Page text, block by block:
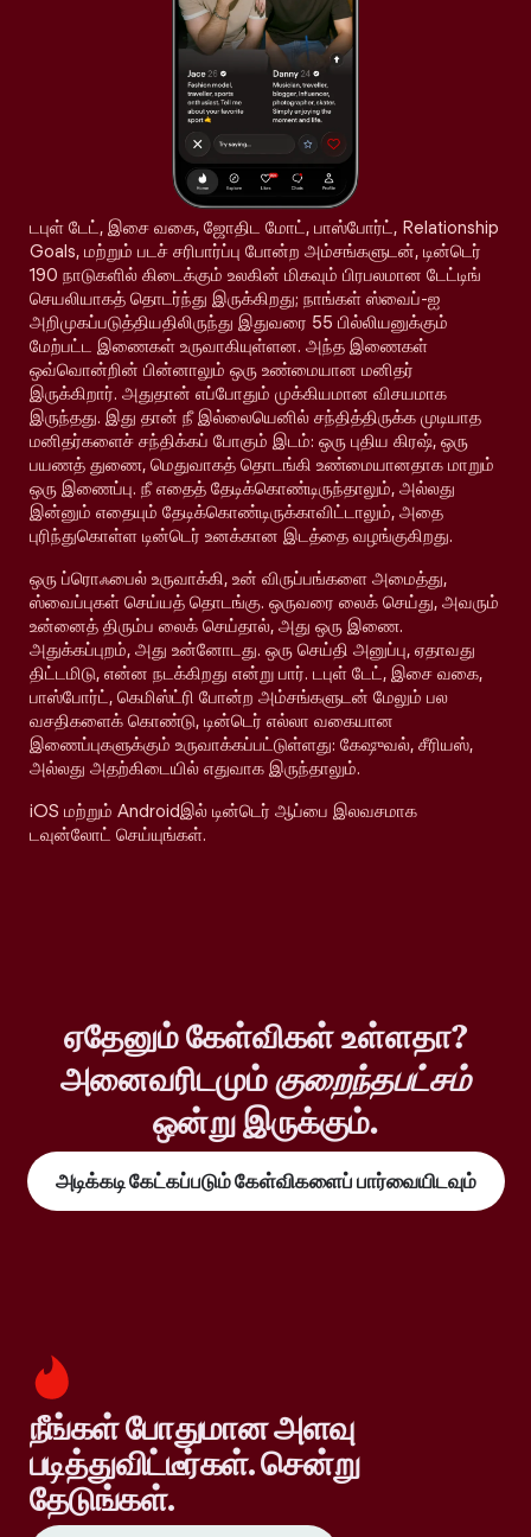
டபுள் டேட், இசை வகை, ஜோதிட மோட், பாஸ்போர்ட், Relationship
Goals, மற்றும் படச் சரிபார்ப்பு போன்ற அம்சங்களுடன், டின்டெர்
190 நாடுகளில் கிடைக்கும் உலகின் மிகவும் பிரபலமான டேட்டிங்
செயலியாகத் தொடர்ந்து இருக்கிறது; நாங்கள் ஸ்வைப்-ஐ
அறிமுகப்படுத்தியதிலிருந்து இதுவரை 55 பில்லியனுக்கும்
மேற்பட்ட இணைகள் உருவாகியுள்ளன. அந்த இணைகள்
ஒவ்வொன்றின் பின்னாலும் ஒரு உண்மையான மனிதர்
இருக்கிறார். அதுதான் எப்போதும் முக்கியமான விசயமாக
இருந்தது. இது தான் நீ இல்லையெனில் சந்தித்திருக்க முடியாத
மனிதர்களைச் சந்திக்கப் போகும் இடம்: ஒரு புதிய கிரஷ், ஒரு
பயணத் துணை, மெதுவாகத் தொடங்கி உண்மையானதாக மாறும்
ஒரு இணைப்பு. நீ எதைத் தேடிக்கொண்டிருந்தாலும், அல்லது
இன்னும் எதையும் தேடிக்கொண்டிருக்காவிட்டாலும், அதை
புரிந்துகொள்ள டின்டெர் உனக்கான இடத்தை வழங்குகிறது.
ஒரு ப்ரொஃபைல் உருவாக்கி, உன் விருப்பங்களை அமைத்து,
ஸ்வைப்புகள் செய்யத் தொடங்கு. ஒருவரை லைக் செய்து, அவரும்
உன்னைத் திரும்ப லைக் செய்தால், அது ஒரு இணை.
அதுக்கப்புறம், அது உன்னோடது. ஒரு செய்தி அனுப்பு, ஏதாவது
திட்டமிடு, என்ன நடக்கிறது என்று பார். டபுள் டேட், இசை வகை,
பாஸ்போர்ட், கெமிஸ்ட்ரி போன்ற அம்சங்களுடன் மேலும் பல
வசதிகளைக் கொண்டு, டின்டெர் எல்லா வகையான
இணைப்புகளுக்கும் உருவாக்கப்பட்டுள்ளது: கேஷுவல், சீரியஸ்,
அல்லது அதற்கிடையில் எதுவாக இருந்தாலும்.
iOS மற்றும் Androidஇல் டின்டெர் ஆப்பை இலவசமாக
டவுன்லோட் செய்யுங்கள்.
ஏதேனும் கேள்விகள் உள்ளதா?
அனைவரிடமும்குறைந்தபட்சம்
ஒன்று இருக்கும்.
அடிக்கடி கேட்கப்படும் கேள்விகளைப் பார்வையிடவும்
நீங்கள் போதுமான அளவு
படித்துவிட்டீர்கள். சென்று
தேடுங்கள்.